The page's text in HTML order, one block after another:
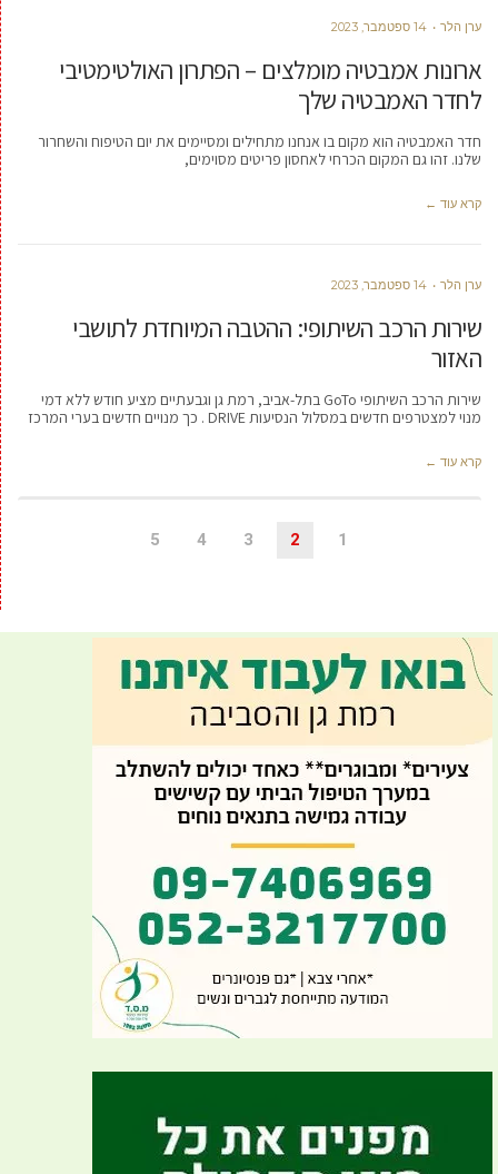
ערן הלר 14 ספטמבר, 2023
ארונות אמבטיה מומלצים – הפתרון האולטימטיבי
לחדר האמבטיה שלך
חדר האמבטיה הוא מקום בו אנחנו מתחילים ומסיימים את יום הטיפוח והשחרור
שלנו. זהו גם המקום הכרחי לאחסון פריטים מסוימים,
קרא עוד ←
ערן הלר 14 ספטמבר, 2023
שירות הרכב השיתופי: ההטבה המיוחדת לתושבי
האזור
שירות הרכב השיתופי GoTo בתל-אביב, רמת גן וגבעתיים מציע חודש ללא דמי
מנוי למצטרפים חדשים במסלול הנסיעות DRIVE . כך מנויים חדשים בערי המרכז
קרא עוד ←
1
2
3
4
5